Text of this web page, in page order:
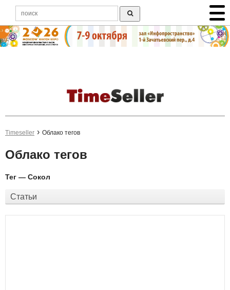
Timeseller Облако тегов
Облако тегов
Тег — Сокол
Статьи